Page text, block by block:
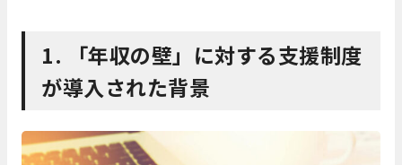
1. 「年収の壁」に対する支援制度
が導入された背景